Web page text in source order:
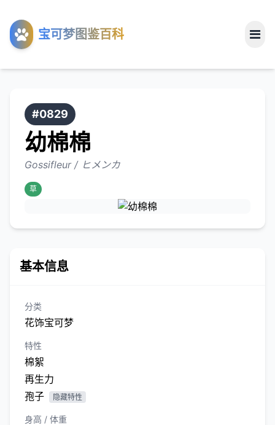
宝可梦图鉴百科
工具
关于
#0829
幼棉棉
Gossifleur / ヒメンカ
草
基本信息
分类
花饰宝可梦
特性
棉絮
再生力
孢子
隐藏特性
身高 / 体重